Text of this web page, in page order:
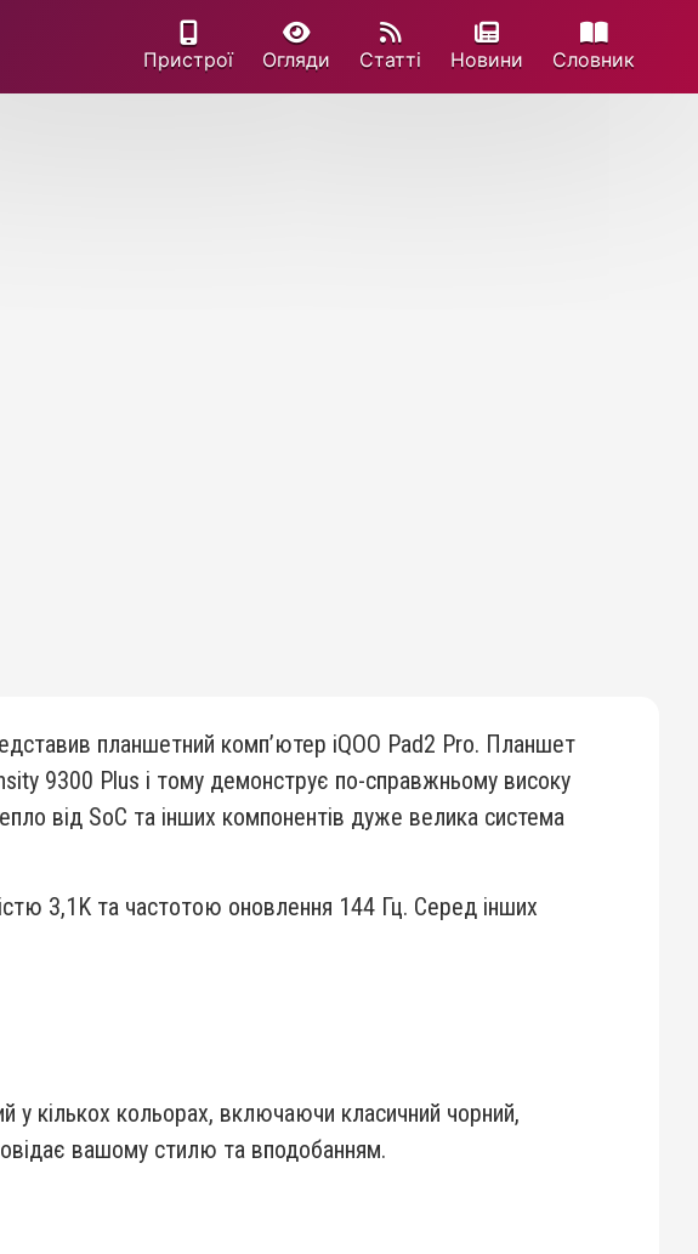
Пристрої Огляди Статті Новини Cловник
планшетний комп’ютер iQOO Pad2 Pro. Планшет
9300 Plus і тому демонструє по-справжньому високу
від SoC та інших компонентів дуже велика система
3,1K та частотою оновлення 144 Гц. Серед інших
кількох кольорах, включаючи класичний чорний,
вашому стилю та вподобанням.